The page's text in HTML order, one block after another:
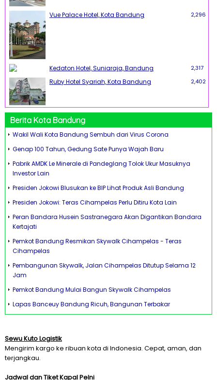
Vue Palace Hotel, Kota Bandung 2,296
Kedaton Hotel, Suniaraja, Bandung 2,317
Ruby Hotel Syariah, Kota Bandung 2,402
Berita Kota Bandung
Wakil Wali Kota Bandung Sembuh dari Virus Corona
Genap 100 Tahun, Gedung Sate Punya Wajah Baru
Pabrik AMDK Le Minerale di Pandeglang Tolok Ukur Masuknya
Investor Lain
Presiden Jokowi Blusukan ke BIP Lihat Produk Asli Bandung
Presiden Jokowi: Teras Cihampelas Perlu Ditiru Kota Lain
Peran Bandara Husein Sastranegara Akan Digantikan Bandara
Kertajati
Pemkot Bandung Resmikan Skywalk Cihampelas - Teras
Cihampelas
Pembangunan Skywalk, Jalan Cihampelas Ditutup Selama 12
Jam
Pemkot Bandung Mulai Bangun Skywalk Cihampelas
Lapas Banceuy Bandung Ricuh, Bangunan Terbakar
Sewu Kuto Logistik
Mengirim kargo ke ribuan kota di Indonesia. Cepat, aman, dan
terjangkau.
Jadwal dan Tiket Kapal Pelni